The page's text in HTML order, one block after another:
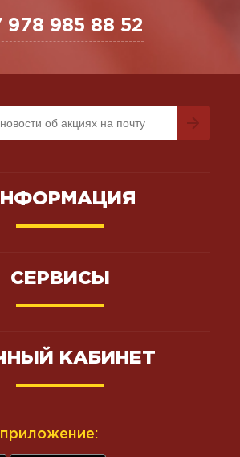
978 985 88 52
СЕРВИСЫ
КАБИНЕТ